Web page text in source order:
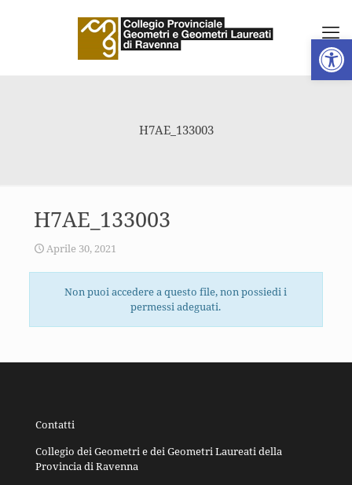
Apri
H7AE_133003
H7AE_133003
Aprile 30, 2021
Non puoi accedere a questo file, non possiedi i
permessi adeguati.
Contatti
Collegio dei Geometri e dei Geometri Laureati della
Provincia di Ravenna